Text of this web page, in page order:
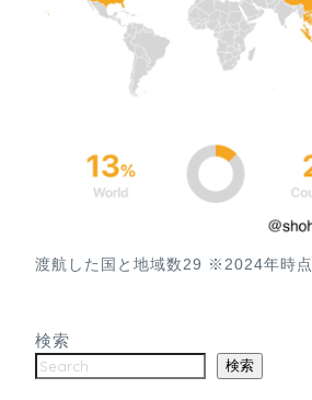
渡航した国と地域数29 ※2024年時点
検索
検索